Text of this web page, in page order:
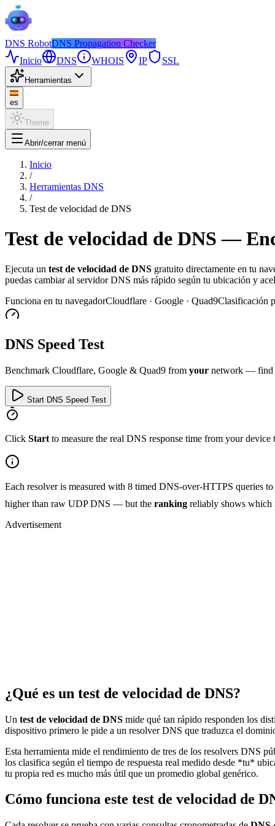
DNS RobotDNS Propagation Checker
Inicio
DNS WHOIS IP SSL
Herramientas
es
Theme
Abrir/cerrar menú
Inicio
/
Herramientas DNS
/
Test de velocidad de DNS
Test de velocidad de DNS —
Ejecuta un test de velocidad de DNS gratuito directamente en tu
puedas cambiar al servidor DNS más rápido según tu ubicación y
Funciona en tu navegadorCloudflare · Google · Quad9Clasificación
DNS Speed Test
Benchmark Cloudflare, Google & Quad9 from your network — find
Start DNS Speed Test
Click Start to measure the real DNS response time from your
Each resolver is measured with 8 timed DNS-over-HTTPS queries to
higher than raw UDP DNS — but the ranking reliably shows which
Advertisement
¿Qué es un test de velocidad de DNS?
Un test de velocidad de DNS mide qué tan rápido responden los
dispositivo primero le pide a un resolver DNS que traduzca el
Esta herramienta mide el rendimiento de tres de los resolvers DNS
los clasifica según el tiempo de respuesta real medido desde *tu*
tu propia red es mucho más útil que un promedio global genérico.
Cómo funciona este test de velocidad de